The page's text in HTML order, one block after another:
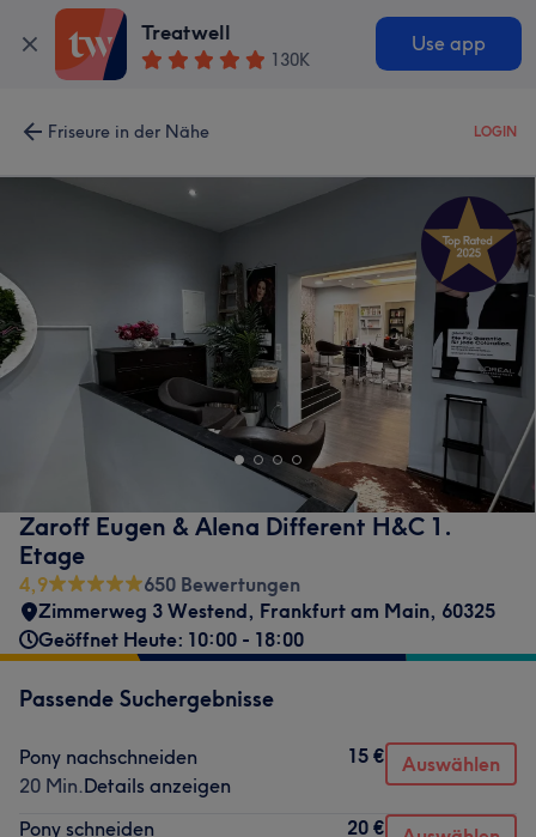
Treatwell
130K
Use app
Friseure in der Nähe LOGIN
Zaroff Eugen & Alena Different H&C 1.
Etage
4,9
650 Bewertungen
Zimmerweg 3 Westend, Frankfurt am Main, 60325
Geöffnet Heute: 10:00 - 18:00
Passende Suchergebnisse
Pony nachschneiden
20 Min.Details anzeigen
15 € Auswählen
Pony schneiden
20 €